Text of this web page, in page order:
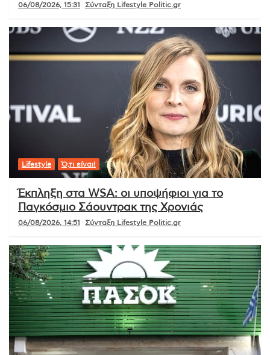
06/08/2026, 15:31 Σύνταξη Lifestyle Politic.gr
Lifestyle Ό,τι είναι!
Έκπληξη στα WSA: οι υποψήφιοι για το
Παγκόσμιο Σάουντρακ της Χρονιάς
06/08/2026, 14:51 Σύνταξη Lifestyle Politic.gr